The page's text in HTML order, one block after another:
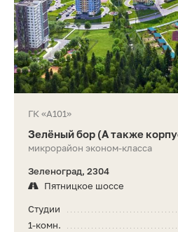
ГК «А101»
Зелёный бор (А также
микрорайон эконом-класса
Зеленоград, 2304
Пятницкое шоссе
Студии
1-комн.